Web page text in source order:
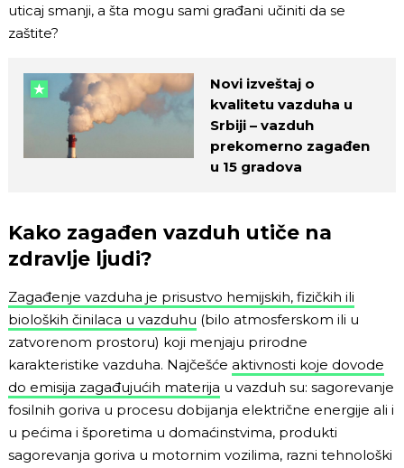
uticaj smanji, a šta mogu sami građani učiniti da se
zaštite?
Novi izveštaj o
kvalitetu vazduha u
Srbiji – vazduh
prekomerno zagađen
u 15 gradova
Kako zagađen vazduh utiče na
zdravlje ljudi?
Zagađenje vazduha je prisustvo hemijskih, fizičkih ili
bioloških činilaca u vazduhu (bilo atmosferskom ili u
zatvorenom prostoru) koji menjaju prirodne
karakteristike vazduha. Najčešće aktivnosti koje dovode
do emisija zagađujućih materija u vazduh su: sagorevanje
fosilnih goriva u procesu dobijanja električne energije ali i
u pećima i šporetima u domaćinstvima, produkti
sagorevanja goriva u motornim vozilima, razni tehnološki